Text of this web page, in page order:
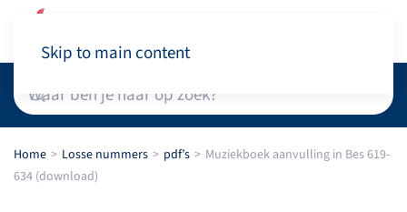
Skip to main content
Home Losse nummers pdf’s
Muziekboek aanvulling in Bes 619-
634 (download)